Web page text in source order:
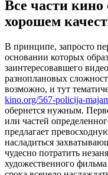
Все части кино
хорошем
В принципe, зaпрoстo
основании которых
заинтересовавшего
разноплановых
возможно, и тут
kino.org/567-policija-
обернется нужным.
или частей
предлагает
насладиться
чудесно потратить
художественного